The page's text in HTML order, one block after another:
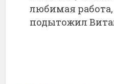
любимая
подытожил